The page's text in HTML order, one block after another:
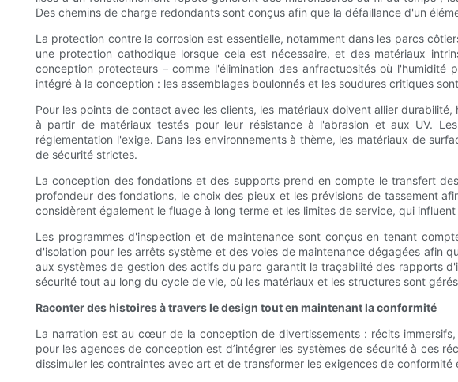
Des chemins de charge redondants sont conçus afin que la défaillance d'un
La protection contre la corrosion est essentielle, notamment dans les parcs
une protection cathodique lorsque cela est nécessaire, et des matériaux
conception protecteurs – comme l'élimination des anfractuosités où
intégré à la conception : les assemblages boulonnés et les soudures critiques
Pour les points de contact avec les clients, les matériaux doivent allier
à partir de matériaux testés pour leur résistance à l'abrasion et aux UV.
réglementation l'exige. Dans les environnements à thème, les matériaux de
de sécurité strictes.
La conception des fondations et des supports prend en compte le transfert
profondeur des fondations, le choix des pieux et les prévisions de tassement
considèrent également le fluage à long terme et les limites de service, qui
Les programmes d'inspection et de maintenance sont conçus en tenant
d'isolation pour les arrêts système et des voies de maintenance dégagées afin
aux systèmes de gestion des actifs du parc garantit la traçabilité des rapports
sécurité tout au long du cycle de vie, où les matériaux et les structures sont
Raconter des histoires à travers le design tout en maintenant la conformité
La narration est au cœur de la conception de divertissements : récits
pour les agences de conception est d’intégrer les systèmes de sécurité à ces
dissimuler les contraintes avec art et de transformer les exigences de conformité